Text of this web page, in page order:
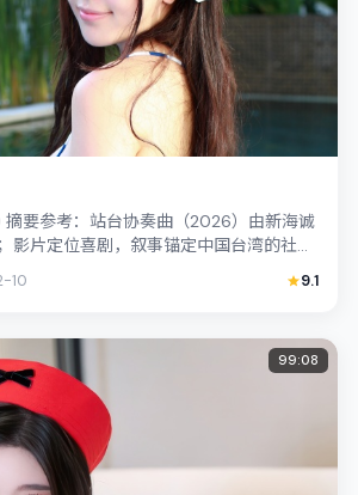
摘要参考：站台协奏曲（2026）由新海诚
影片定位喜剧，叙事锚定中国台湾的社会
头克制而不...
10 9.1
99:08